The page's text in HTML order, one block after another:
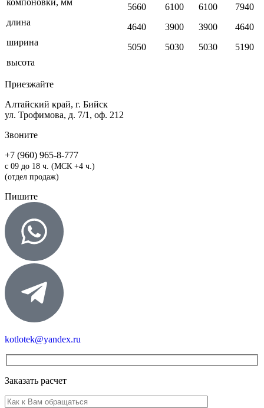
компоновки, мм
длина
ширина
высота
5660
4640
5050
6100
3900
5030
6100
3900
5030
7940
4640
5190
Приезжайте
Алтайский край, г. Бийск
ул. Трофимова, д. 7/1, оф. 212
Звоните
+7 (960) 965-8-777
с 09 до 18 ч. (МСК +4 ч.)
(отдел продаж)
Пишите
kotlotek@yandex.ru
Заказать расчет